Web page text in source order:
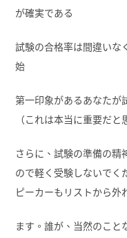
が確実である
試験の合格率は間違いな
始
第一印象があるあなたが
（これは本当に重要だと
さらに、試験の準備の精
ので軽く受験しないでく
ピーカーもリストから外
ます。誰が、当然のこと